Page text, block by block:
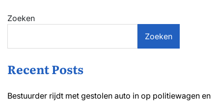
Zoeken
Zoeken
Recent Posts
Bestuurder rijdt met gestolen auto in op politiewagen en